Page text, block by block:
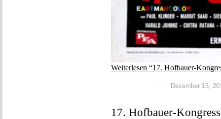
Weiterlesen “17. Hofbauer-
Dezember 15,
17. Hofbauer-